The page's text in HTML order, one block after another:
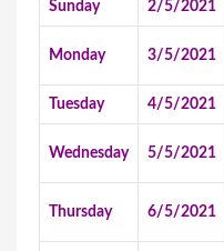
Sunday 2/5/2021
Monday 3/5/2021
Tuesday 4/5/2021
Wednesday 5/5/2021
Thursday 6/5/2021